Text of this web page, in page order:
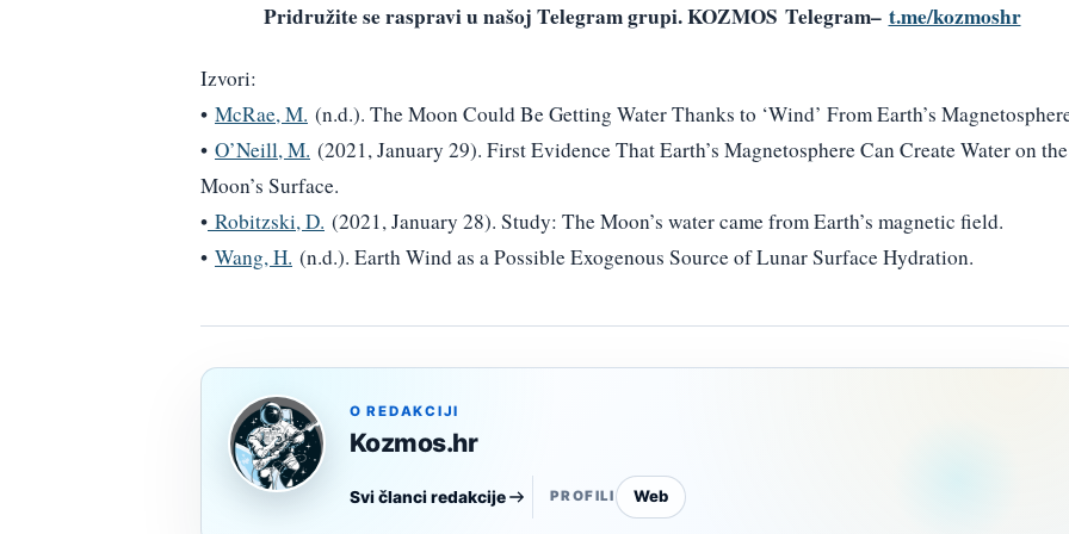
Pridružite se raspravi u našoj Telegram grupi. KOZMOS Telegram– t.me/kozmoshr
Izvori:
• McRae, M. (n.d.). The Moon Could Be Getting Water Thanks to ‘Wind’ From Earth’s
• O’Neill, M. (2021, January 29). First Evidence That Earth’s Magnetosphere Can Create Water on the
Moon’s Surface.
• Robitzski, D. (2021, January 28). Study: The Moon’s water came from Earth’s magnetic field.
• Wang, H. (n.d.). Earth Wind as a Possible Exogenous Source of Lunar Surface Hydration.
O REDAKCIJI
Kozmos.hr
Svi članci redakcije PROFILI Web